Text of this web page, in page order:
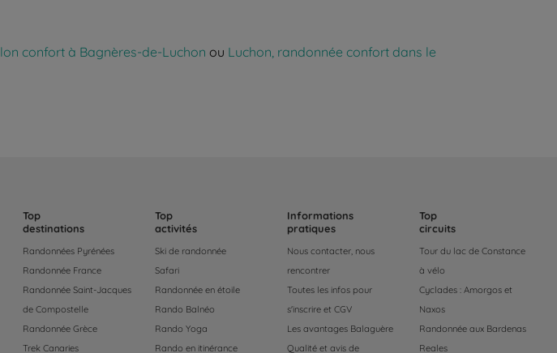
confort à Bagnères-de-Luchon ou Luchon, randonnée confort dans le
Top
destinations
Randonnées Pyrénées
Randonnée France
Randonnée Saint-Jacques
de Compostelle
Randonnée Grèce
Trek Canaries
Top
activités
Ski de randonnée
Safari
Randonnée en étoile
Rando Balnéo
Rando Yoga
Rando en itinérance
Informations
pratiques
Nous contacter, nous
rencontrer
Toutes les infos pour
s'inscrire et CGV
Les avantages Balaguère
Qualité et avis de
Top
circuits
Tour du lac de Constance
à vélo
Cyclades : Amorgos et
Naxos
Randonnée aux Bardenas
Reales